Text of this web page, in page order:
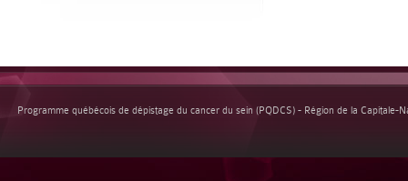
Programme québécois de dépistage du cancer du sein (PQDCS) - Région de la Capitale-